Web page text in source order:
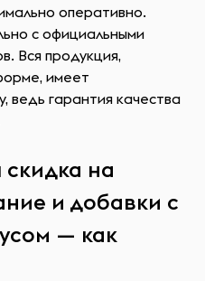
оперативно.
с официальными
Вся продукция,
имеет
ведь гарантия качества
на
и добавки с
— как